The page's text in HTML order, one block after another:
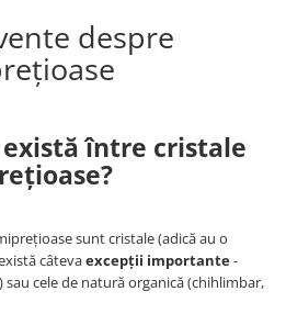
despre
între cristale
sunt cristale (adică au o
câtevaexcepții importante-
cele de natură organică (chihlimbar,